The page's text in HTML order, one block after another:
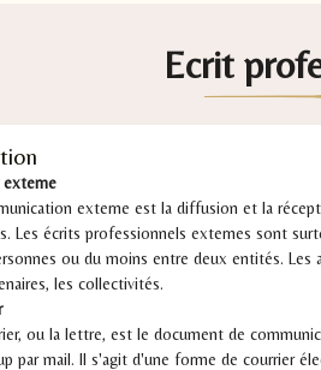
Ecrit
externe
externe est la diffusion et la
Les écrits professionnels externes sont
ou du moins entre deux entités.
les collectivités.
ou la lettre, est le document de
par mail. Il s'agit d'une forme de courrier